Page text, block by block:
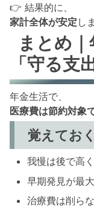
👉 結果的に、
家計全体が安定 し
まとめ
「守る支
年金生活で、
医療費は節約対象
覚えてお
我慢は後で高
早期発見が最
治療費は削ら